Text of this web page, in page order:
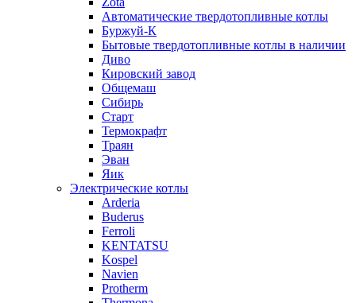
Автоматические твердотопливные котлы
Буржуй-К
Бытовые твердотопливные котлы в наличии
Диво
Кировский завод
Общемаш
Сибирь
Старт
Термокрафт
Траян
Эван
Яик
Электрические котлы
Arderia
Buderus
Ferroli
KENTATSU
Kospel
Navien
Protherm